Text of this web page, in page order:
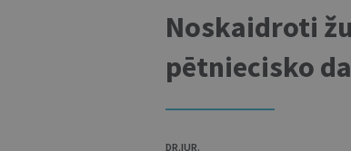
Noskaidroti
pētniecisko
DR.IUR.